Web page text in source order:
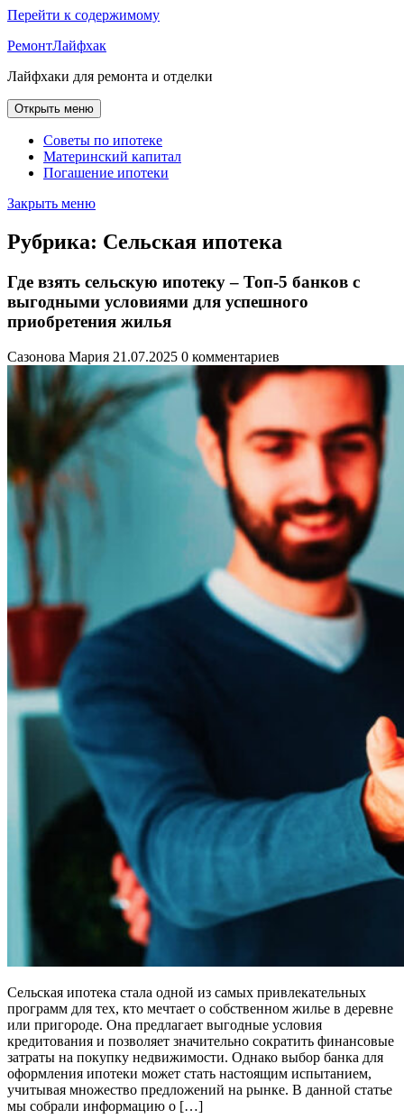
Перейти к содержимому
РемонтЛайфхак
Лайфхаки для ремонта и отделки
Открыть меню
Советы по ипотеке
Материнский капитал
Погашение ипотеки
Закрыть меню
Рубрика: Сельская ипотека
Где взять сельскую ипотеку – Топ-5 банков с
выгодными условиями для успешного
приобретения жилья
Сазонова Мария 21.07.2025 0 комментариев
Сельская ипотека стала одной из самых привлекательных
программ для тех, кто мечтает о собственном жилье в деревне
или пригороде. Она предлагает выгодные условия
кредитования и позволяет значительно сократить финансовые
затраты на покупку недвижимости. Однако выбор банка для
оформления ипотеки может стать настоящим испытанием,
учитывая множество предложений на рынке. В данной статье
мы собрали информацию о […]